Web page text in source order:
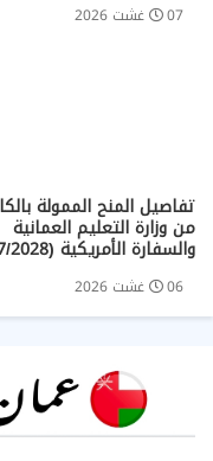
07 غشت 2026
تفاصيل المنح الممولة
من وزارة التعليم العمانية
والسفارة الأمريكية (2027/2028)
06 غشت 2026